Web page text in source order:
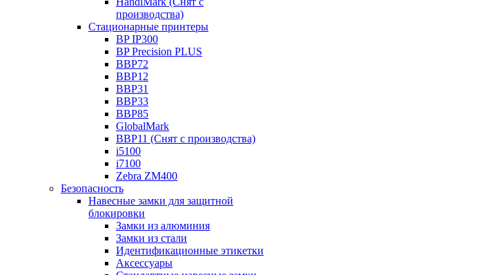
производства)
Стационарные принтеры
BP IP300
BP Precision PLUS
BBP72
BBP12
BBP31
BBP33
BBP85
GlobalMark
BBP11 (Снят с производства)
i5100
i7100
Zebra ZM400
Безопасность
Навесные замки для защитной
блокировки
Замки из алюминия
Замки из стали
Идентификационные этикетки
Аксессуары